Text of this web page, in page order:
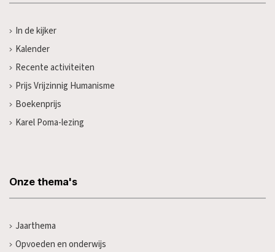
In de kijker
Kalender
Recente activiteiten
Prijs Vrijzinnig Humanisme
Boekenprijs
Karel Poma-lezing
Onze thema's
Jaarthema
Opvoeden en onderwijs